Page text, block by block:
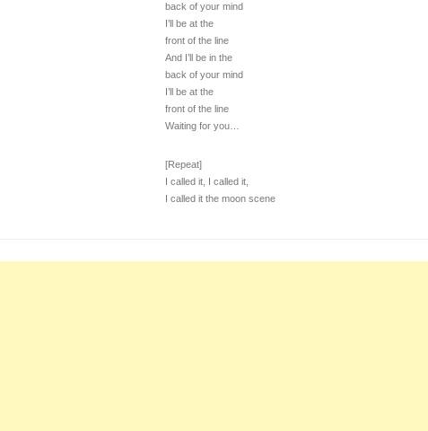
back of your mind
I’ll be at the
front of the line
And I’ll be in the
back of your mind
I’ll be at the
front of the line
Waiting for you…
[Repeat]
I called it, I called it,
I called it the moon scene